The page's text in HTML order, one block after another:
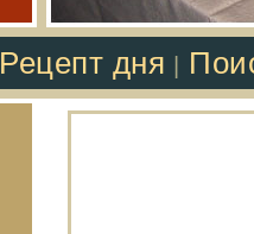
Рецепт дня